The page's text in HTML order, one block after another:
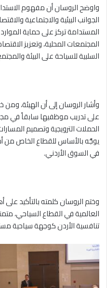
واوضح الروسان أن مفهوم
الجوانب البيئية والاجتماعية
المستدامة تركز على حماية
المجتمعات المحلية، وتعزيز
السلبية للسياحة على البيئة
على تدريب موظفيها سابقاً في
الحملات الترويجية وتصميم
يوجَّه بالأساس للقطاع الخاص من
في السوق الأردني.
وختم الروسان كلمته بالتأكيد على
العالمية في القطاع السياحي،
تنافسية الأردن كوجهة سياحية